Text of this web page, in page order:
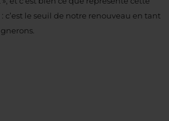
: c’est le seuil de notre renouveau en tant